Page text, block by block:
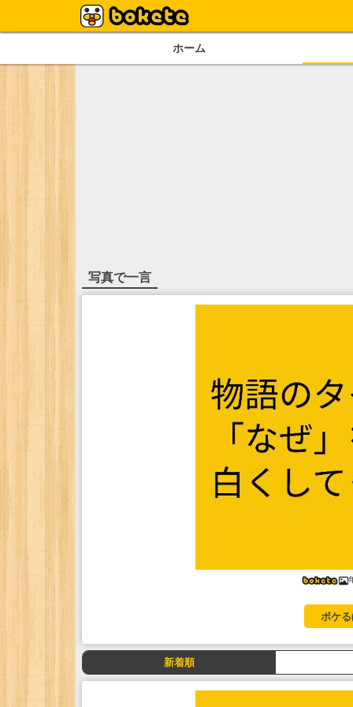
ホーム
写真で一言
ボケる
新着順